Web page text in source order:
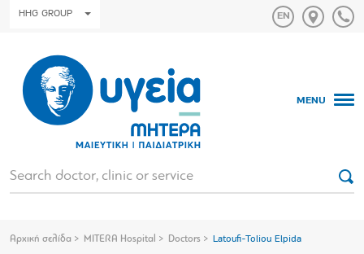
HHG GROUP
MENU
Αρχική σελίδα MITERA Hospital Doctors Latoufi-Toliou Elpida